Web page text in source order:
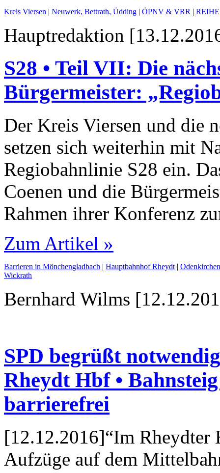
Kreis Viersen | Neuwerk, Bettrath, Üdding | ÖPNV & VRR |
Hauptredaktion
S28 • Teil VII: Die
Bürgermeister:
Der Kreis Viersen und die
setzen sich weiterhin mit
Regiobahnlinie S28 ein.
Coenen und die
Rahmen ihrer Konferenz
Zum Artikel »
Barrieren in Mönchengladbach | Hauptbahnhof Rheydt |
Wickrath
Bernhard Wilms
SPD begrüßt
Rheydt Hbf •
barrierefrei
[12.12.2016]“Im Rheydter
Aufzüge auf dem